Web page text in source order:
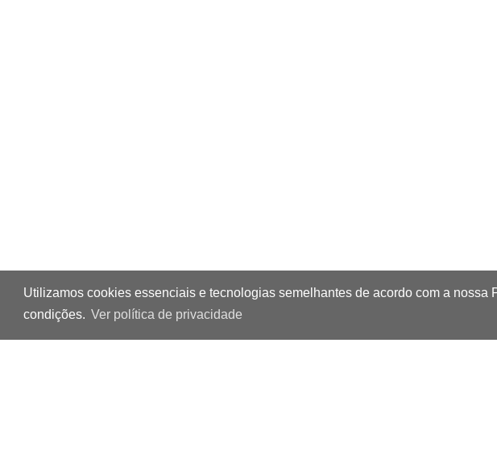
Utilizamos cookies essenciais e tecnologias semelhantes de acordo com a
condições. Ver política de privacidade